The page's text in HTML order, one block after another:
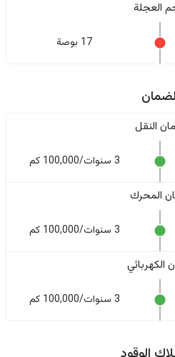
العجلة
17 بوصة
النقل
3 سنوات/100,000 كم
المحرك
3 سنوات/100,000 كم
الكهربائي
3 سنوات/100,000 كم